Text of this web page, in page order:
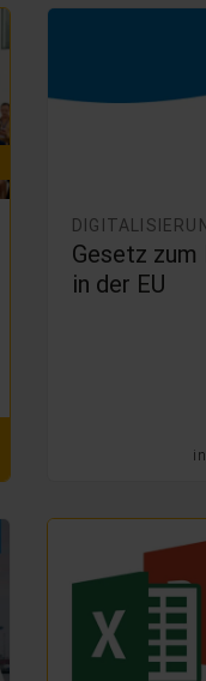
Gesetz zum
in der EU